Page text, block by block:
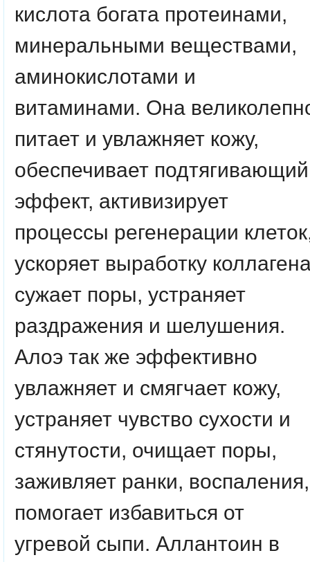
кислота богата протеинами,
минеральными веществами,
аминокислотами и
витаминами. Она
питает и увлажняет кожу,
обеспечивает подтягивающий
эффект, активизирует
процессы регенерации
ускоряет выработку
сужает поры, устраняет
раздражения и шелушения.
Алоэ так же эффективно
увлажняет и смягчает кожу,
устраняет чувство сухости и
стянутости, очищает поры,
заживляет ранки, воспаления,
помогает избавиться от
угревой сыпи. Аллантоин в